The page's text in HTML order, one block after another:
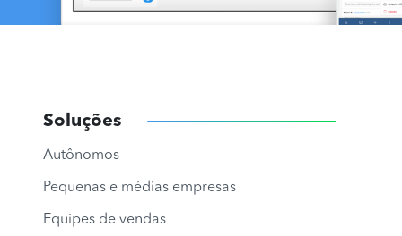
Soluções
Autônomos
Pequenas e médias empresas
Equipes de vendas